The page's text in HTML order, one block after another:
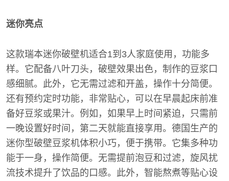
迷你亮点
这款瑞本迷你破壁机适合1到3人家庭使用，功能多
样。它配备八叶刀头，破壁效果出色，制作的豆浆口
感细腻。此外，它无需过滤和开盖，操作十分简便。
还有预约定时功能，非常贴心，可以在早晨起床前准
备好豆浆或果汁。例如，如果早上时间紧迫，只需前
一晚设置好时间，第二天就能直接享用。德国生产的
迷你型破壁豆浆机体积小巧，便于携带。它集多种功
能于一身，操作简便。无需提前泡豆和过滤，旋风扰
流技术提升了饮品的口感。此外，智能熬煮等贴心设